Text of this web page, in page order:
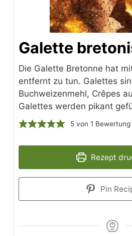
Galette
Die Galette Bretonne hat
entfernt zu tun. Galettes
Buchweizenmehl, Crêpes
Galettes werden pikant
5von 1 Bewertung
Rezept
Pin